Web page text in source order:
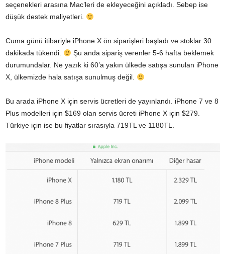
seçenekleri arasına Mac’leri de ekleyeceğini açıkladı . Sebep ise
düşük destek maliyetleri.
Cuma günü itibariyle iPhone X ön siparişleri başladı ve stoklar 30
dakikada tükendi
Şu anda sipariş verenler 5-6 hafta beklemek
durumundalar. Ne yazık ki 60’a yakın ülkede satışa sunulan iPhone
X, ülkemizde hala satışa sunulmuş değil.
Bu arada iPhone X için servis ücretleri de yayınlandı. iPhone 7 ve 8
Plus modelleri için $169 olan servis ücreti iPhone X için $279.
Türkiye için ise bu fiyatlar sırasıyla 719TL ve 1180TL.